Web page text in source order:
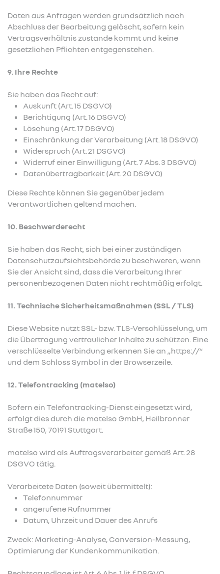
Daten aus Anfragen werden grundsätzlich nach
Abschluss der Bearbeitung gelöscht, sofern kein
Vertragsverhältnis zustande kommt und keine
gesetzlichen Pflichten entgegenstehen.
9. Ihre Rechte
Sie haben das Recht auf:
Auskunft (Art. 15 DSGVO)
Berichtigung (Art. 16 DSGVO)
Löschung (Art. 17 DSGVO)
Einschränkung der Verarbeitung (Art. 18 DSGVO)
Widerspruch (Art. 21 DSGVO)
Widerruf einer Einwilligung (Art. 7 Abs. 3 DSGVO)
Datenübertragbarkeit (Art. 20 DSGVO)
Diese Rechte können Sie gegenüber jedem
Verantwortlichen geltend machen.
10. Beschwerderecht
Sie haben das Recht, sich bei einer zuständigen
Datenschutzaufsichtsbehörde zu beschweren, wenn
Sie der Ansicht sind, dass die Verarbeitung Ihrer
personenbezogenen Daten nicht rechtmäßig erfolgt.
11. Technische Sicherheitsmaßnahmen (SSL / TLS)
Diese Website nutzt SSL- bzw. TLS-Verschlüsselung, um
die Übertragung vertraulicher Inhalte zu schützen. Eine
verschlüsselte Verbindung erkennen Sie an „https://“
und dem Schloss Symbol in der Browserzeile.
12. Telefontracking (matelso)
Sofern ein Telefontracking-Dienst eingesetzt wird,
erfolgt dies durch die matelso GmbH, Heilbronner
Straße 150, 70191 Stuttgart.
matelso wird als Auftragsverarbeiter gemäß Art. 28
DSGVO tätig.
Verarbeitete Daten (soweit übermittelt):
Telefonnummer
angerufene Rufnummer
Datum, Uhrzeit und Dauer des Anrufs
Zweck: Marketing-Analyse, Conversion-Messung,
Optimierung der Kundenkommunikation.